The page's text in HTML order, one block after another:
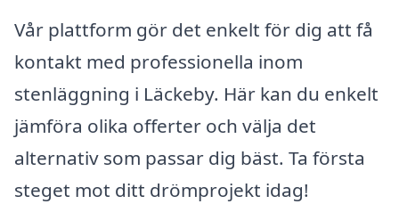
Vår plattform gör det enkelt för dig att få
kontakt med professionella inom
stenläggning i Läckeby. Här kan du enkelt
jämföra olika offerter och välja det
alternativ som passar dig bäst. Ta första
steget mot ditt drömprojekt idag!